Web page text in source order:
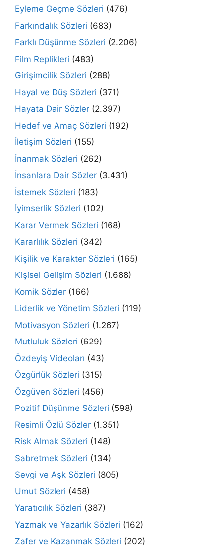
Eyleme Geçme Sözleri (476)
Farkındalık Sözleri (683)
Farklı Düşünme Sözleri (2.206)
Film Replikleri (483)
Girişimcilik Sözleri (288)
Hayal ve Düş Sözleri (371)
Hayata Dair Sözler (2.397)
Hedef ve Amaç Sözleri (192)
İletişim Sözleri (155)
İnanmak Sözleri (262)
İnsanlara Dair Sözler (3.431)
İstemek Sözleri (183)
İyimserlik Sözleri (102)
Karar Vermek Sözleri (168)
Kararlılık Sözleri (342)
Kişilik ve Karakter Sözleri (165)
Kişisel Gelişim Sözleri (1.688)
Komik Sözler (166)
Liderlik ve Yönetim Sözleri (119)
Motivasyon Sözleri (1.267)
Mutluluk Sözleri (629)
Özdeyiş Videoları (43)
Özgürlük Sözleri (315)
Özgüven Sözleri (456)
Pozitif Düşünme Sözleri (598)
Resimli Özlü Sözler (1.351)
Risk Almak Sözleri (148)
Sabretmek Sözleri (134)
Sevgi ve Aşk Sözleri (805)
Umut Sözleri (458)
Yaratıcılık Sözleri (387)
Yazmak ve Yazarlık Sözleri (162)
Zafer ve Kazanmak Sözleri (202)